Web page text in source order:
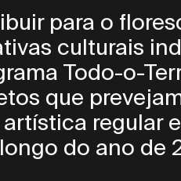
para o
culturais
Todo-o-
que
regular
do ano de